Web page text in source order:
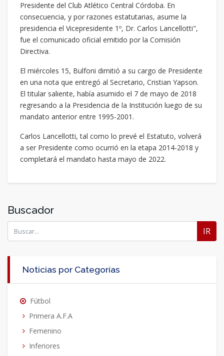
Presidente del Club Atlético Central Córdoba. En
consecuencia, y por razones estatutarias, asume la
presidencia el Vicepresidente 1º, Dr. Carlos Lancellotti",
fue el comunicado oficial emitido por la Comisión
Directiva.
El miércoles 15, Bulfoni dimitió a su cargo de Presidente
en una nota que entregó al Secretario, Cristian Yapson.
El titular saliente, había asumido el 7 de mayo de 2018
regresando a la Presidencia de la Institución luego de su
mandato anterior entre 1995-2001.
Carlos Lancellotti, tal como lo prevé el Estatuto, volverá
a ser Presidente como ocurrió en la etapa 2014-2018 y
completará el mandato hasta mayo de 2022.
Buscador
IR
Noticias por Categorías
Fútbol
Primera A.F.A
Femenino
Inferiores